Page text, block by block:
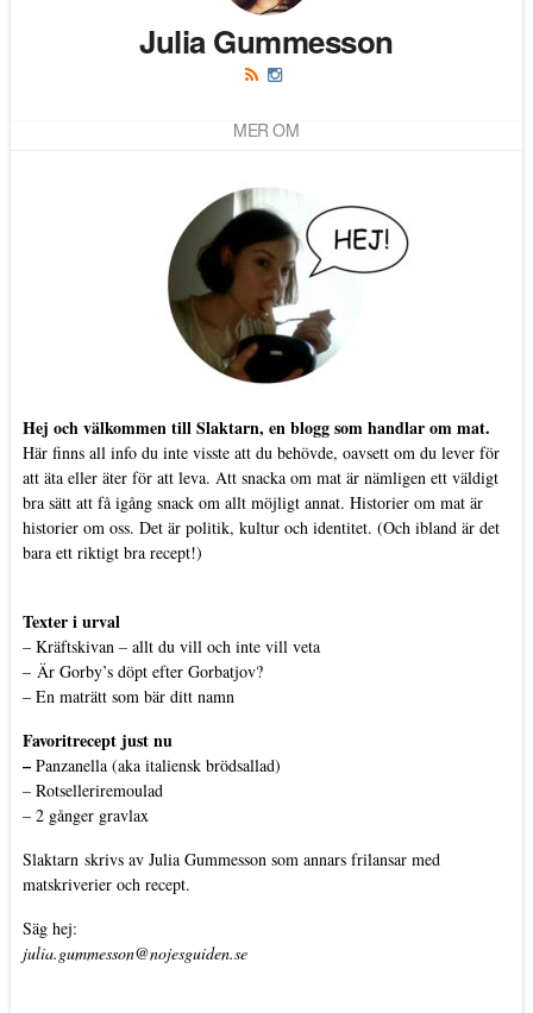
Julia Gummesson
MER OM
Hej och välkommen till Slaktarn, en blogg som handlar om mat.
Här finns all info du inte visste att du behövde, oavsett om du lever för
att äta eller äter för att leva. Att snacka om mat är nämligen ett väldigt
bra sätt att få igång snack om allt möjligt annat. Historier om mat är
historier om oss. Det är politik, kultur och identitet. (Och ibland är det
bara ett riktigt bra recept!)
Texter i urval
– Kräftskivan – allt du vill och inte vill veta
– Är Gorby’s döpt efter Gorbatjov?
– En maträtt som bär ditt namn
Favoritrecept just nu
– Panzanella (aka italiensk brödsallad)
– Rotselleriremoulad
– 2 gånger gravlax
Slaktarn skrivs av Julia Gummesson som annars frilansar med
matskriverier och recept.
Säg hej:
julia.gummesson@nojesguiden.se